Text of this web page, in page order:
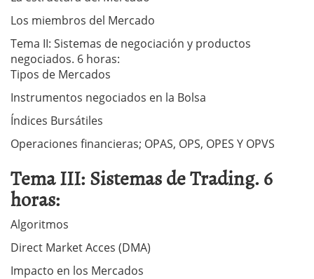
Los miembros del Mercado
Tema II: Sistemas de negociación y productos
negociados. 6 horas:
Tipos de Mercados
Instrumentos negociados en la Bolsa
Índices Bursátiles
Operaciones financieras; OPAS, OPS, OPES Y OPVS
Tema III: Sistemas de Trading. 6
horas:
Algoritmos
Direct Market Acces (DMA)
Impacto en los Mercados